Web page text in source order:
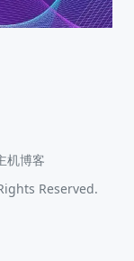
机博客
Reserved.